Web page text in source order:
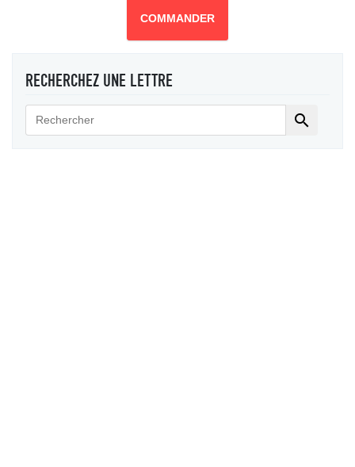
COMMANDER
RECHERCHEZ UNE LETTRE
